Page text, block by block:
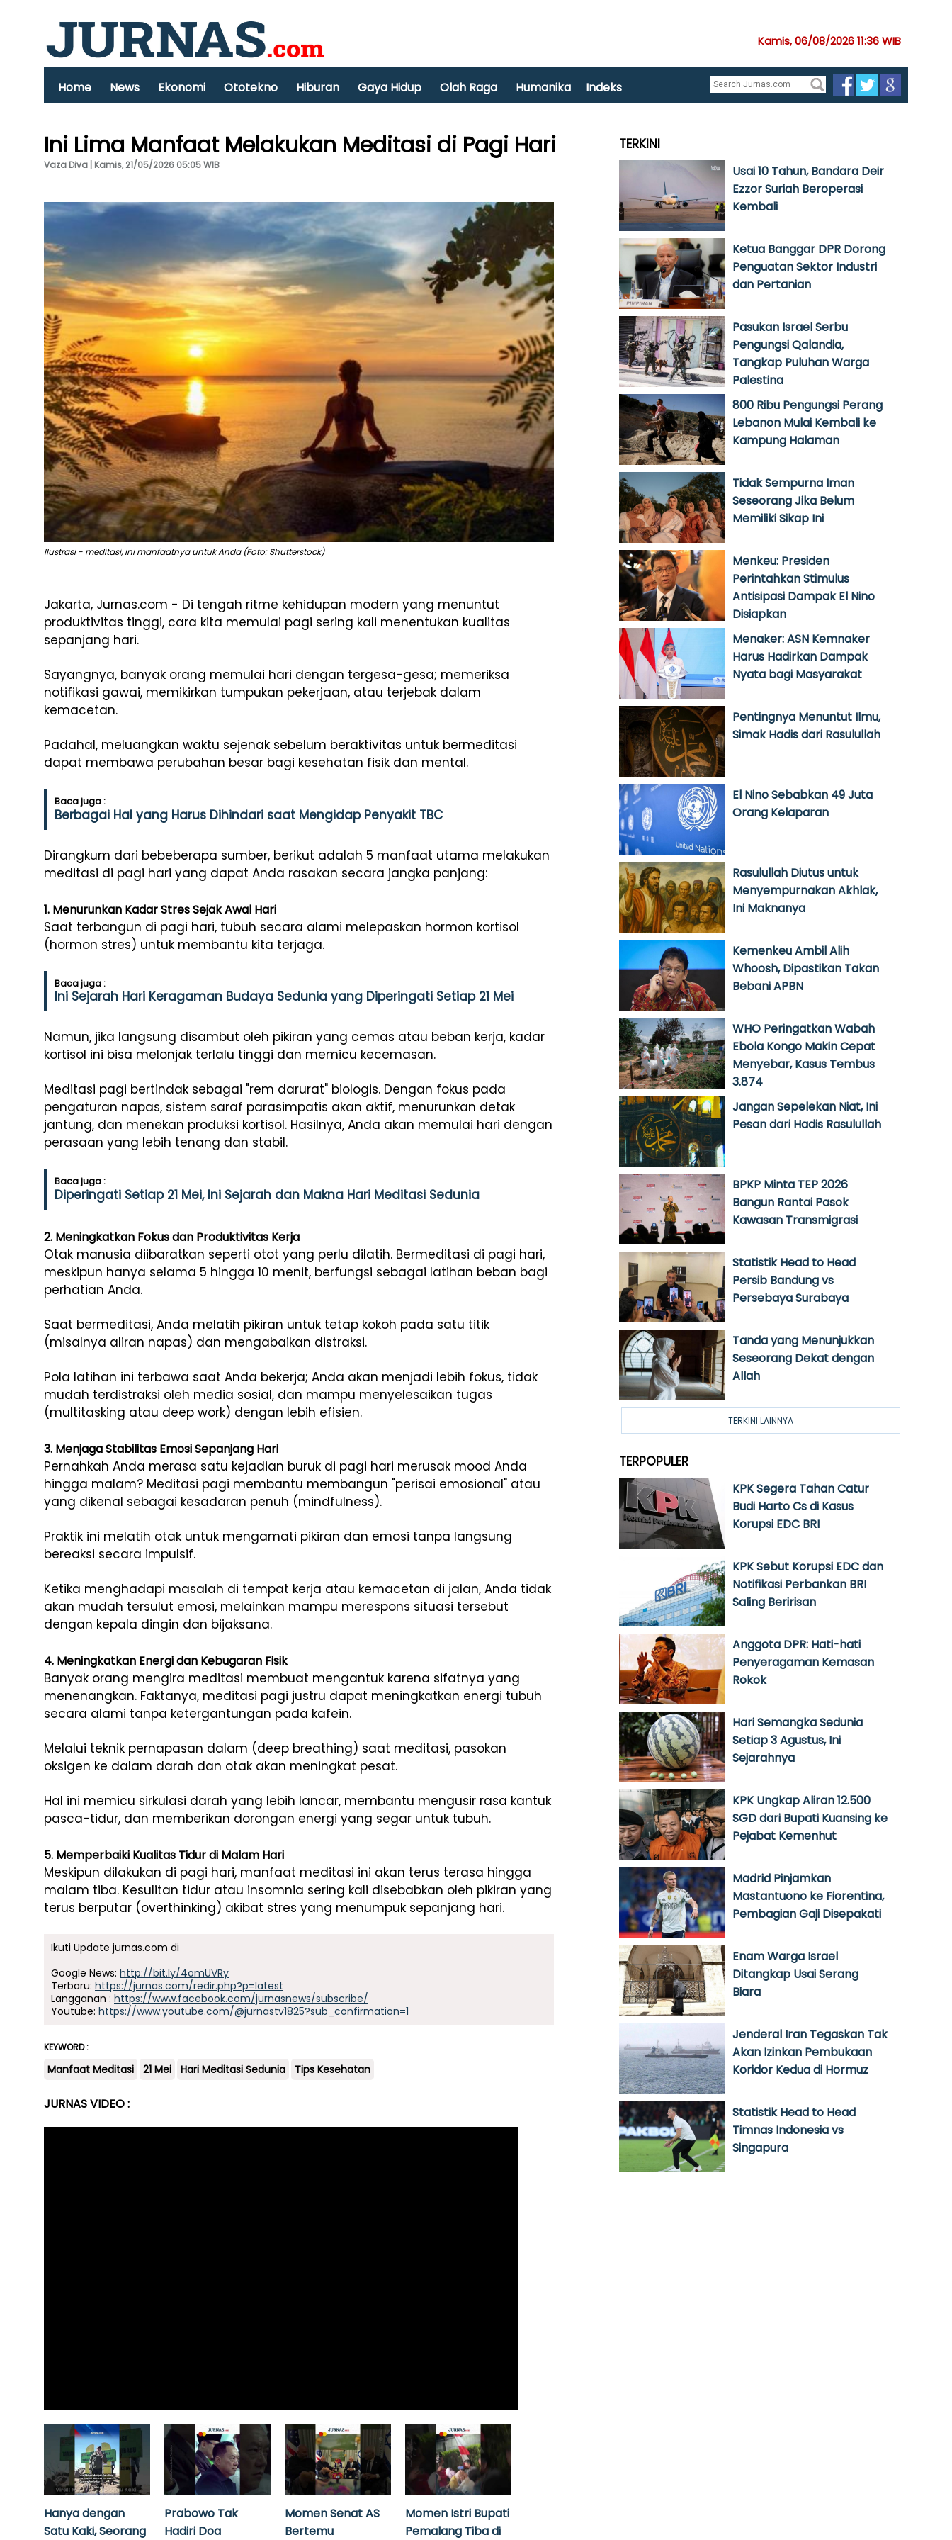
Kamis, 06/08/2026 11:36 WIB
Home News Ekonomi Ototekno Hiburan Gaya Hidup Olah Raga Humanika Indeks
Ini Lima Manfaat Melakukan Meditasi di Pagi Hari
Vaza Diva | Kamis, 21/05/2026 05:05 WIB
Ilustrasi - meditasi, ini manfaatnya untuk Anda (Foto: Shutterstock)
Jakarta, Jurnas.com - Di tengah ritme kehidupan modern yang menuntut
produktivitas tinggi, cara kita memulai pagi sering kali menentukan kualitas
sepanjang hari.
Sayangnya, banyak orang memulai hari dengan tergesa-gesa; memeriksa
notifikasi gawai, memikirkan tumpukan pekerjaan, atau terjebak dalam
kemacetan.
Padahal, meluangkan waktu sejenak sebelum beraktivitas untuk bermeditasi
dapat membawa perubahan besar bagi kesehatan fisik dan mental.
Baca juga :
Berbagai Hal yang Harus Dihindari saat Mengidap Penyakit TBC
Dirangkum dari bebeberapa sumber, berikut adalah 5 manfaat utama melakukan
meditasi di pagi hari yang dapat Anda rasakan secara jangka panjang:
1. Menurunkan Kadar Stres Sejak Awal Hari
Saat terbangun di pagi hari, tubuh secara alami melepaskan hormon kortisol
(hormon stres) untuk membantu kita terjaga.
Baca juga :
Ini Sejarah Hari Keragaman Budaya Sedunia yang Diperingati Setiap 21 Mei
Namun, jika langsung disambut oleh pikiran yang cemas atau beban kerja, kadar
kortisol ini bisa melonjak terlalu tinggi dan memicu kecemasan.
Meditasi pagi bertindak sebagai "rem darurat" biologis. Dengan fokus pada
pengaturan napas, sistem saraf parasimpatis akan aktif, menurunkan detak
jantung, dan menekan produksi kortisol. Hasilnya, Anda akan memulai hari dengan
perasaan yang lebih tenang dan stabil.
Baca juga :
Diperingati Setiap 21 Mei, Ini Sejarah dan Makna Hari Meditasi Sedunia
2. Meningkatkan Fokus dan Produktivitas Kerja
Otak manusia diibaratkan seperti otot yang perlu dilatih. Bermeditasi di pagi hari,
meskipun hanya selama 5 hingga 10 menit, berfungsi sebagai latihan beban bagi
perhatian Anda.
Saat bermeditasi, Anda melatih pikiran untuk tetap kokoh pada satu titik
(misalnya aliran napas) dan mengabaikan distraksi.
Pola latihan ini terbawa saat Anda bekerja; Anda akan menjadi lebih fokus, tidak
mudah terdistraksi oleh media sosial, dan mampu menyelesaikan tugas
(multitasking atau deep work) dengan lebih efisien.
3. Menjaga Stabilitas Emosi Sepanjang Hari
Pernahkah Anda merasa satu kejadian buruk di pagi hari merusak mood Anda
hingga malam? Meditasi pagi membantu membangun "perisai emosional" atau
yang dikenal sebagai kesadaran penuh (mindfulness).
Praktik ini melatih otak untuk mengamati pikiran dan emosi tanpa langsung
bereaksi secara impulsif.
Ketika menghadapi masalah di tempat kerja atau kemacetan di jalan, Anda tidak
akan mudah tersulut emosi, melainkan mampu merespons situasi tersebut
dengan kepala dingin dan bijaksana.
4. Meningkatkan Energi dan Kebugaran Fisik
Banyak orang mengira meditasi membuat mengantuk karena sifatnya yang
menenangkan. Faktanya, meditasi pagi justru dapat meningkatkan energi tubuh
secara alami tanpa ketergantungan pada kafein.
Melalui teknik pernapasan dalam (deep breathing) saat meditasi, pasokan
oksigen ke dalam darah dan otak akan meningkat pesat.
Hal ini memicu sirkulasi darah yang lebih lancar, membantu mengusir rasa kantuk
pasca-tidur, dan memberikan dorongan energi yang segar untuk tubuh.
5. Memperbaiki Kualitas Tidur di Malam Hari
Meskipun dilakukan di pagi hari, manfaat meditasi ini akan terus terasa hingga
malam tiba. Kesulitan tidur atau insomnia sering kali disebabkan oleh pikiran yang
terus berputar (overthinking) akibat stres yang menumpuk sepanjang hari.
Ikuti Update jurnas.com di
Google News: http://bit.ly/4omUVRy
Terbaru: https://jurnas.com/redir.php?p=latest
Langganan : https://www.facebook.com/jurnasnews/subscribe/
Youtube: https://www.youtube.com/@jurnastv1825?sub_confirmation=1
KEYWORD :
Manfaat Meditasi 21 Mei Hari Meditasi Sedunia Tips Kesehatan
JURNAS VIDEO :
Hanya dengan
Satu Kaki, Seorang
Prabowo Tak
Hadiri Doa
Momen Senat AS
Bertemu
Momen Istri Bupati
Pemalang Tiba di
TERKINI
Usai 10 Tahun, Bandara Deir
Ezzor Suriah Beroperasi
Kembali
Ketua Banggar DPR Dorong
Penguatan Sektor Industri
dan Pertanian
Pasukan Israel Serbu
Pengungsi Qalandia,
Tangkap Puluhan Warga
Palestina
800 Ribu Pengungsi Perang
Lebanon Mulai Kembali ke
Kampung Halaman
Tidak Sempurna Iman
Seseorang Jika Belum
Memiliki Sikap Ini
Menkeu: Presiden
Perintahkan Stimulus
Antisipasi Dampak El Nino
Disiapkan
Menaker: ASN Kemnaker
Harus Hadirkan Dampak
Nyata bagi Masyarakat
Pentingnya Menuntut Ilmu,
Simak Hadis dari Rasulullah
El Nino Sebabkan 49 Juta
Orang Kelaparan
Rasulullah Diutus untuk
Menyempurnakan Akhlak,
Ini Maknanya
Kemenkeu Ambil Alih
Whoosh, Dipastikan Takan
Bebani APBN
WHO Peringatkan Wabah
Ebola Kongo Makin Cepat
Menyebar, Kasus Tembus
3.874
Jangan Sepelekan Niat, Ini
Pesan dari Hadis Rasulullah
BPKP Minta TEP 2026
Bangun Rantai Pasok
Kawasan Transmigrasi
Statistik Head to Head
Persib Bandung vs
Persebaya Surabaya
Tanda yang Menunjukkan
Seseorang Dekat dengan
Allah
TERKINI LAINNYA
TERPOPULER
KPK Segera Tahan Catur
Budi Harto Cs di Kasus
Korupsi EDC BRI
KPK Sebut Korupsi EDC dan
Notifikasi Perbankan BRI
Saling Beririsan
Anggota DPR: Hati-hati
Penyeragaman Kemasan
Rokok
Hari Semangka Sedunia
Setiap 3 Agustus, Ini
Sejarahnya
KPK Ungkap Aliran 12.500
SGD dari Bupati Kuansing ke
Pejabat Kemenhut
Madrid Pinjamkan
Mastantuono ke Fiorentina,
Pembagian Gaji Disepakati
Enam Warga Israel
Ditangkap Usai Serang
Biara
Jenderal Iran Tegaskan Tak
Akan Izinkan Pembukaan
Koridor Kedua di Hormuz
Statistik Head to Head
Timnas Indonesia vs
Singapura